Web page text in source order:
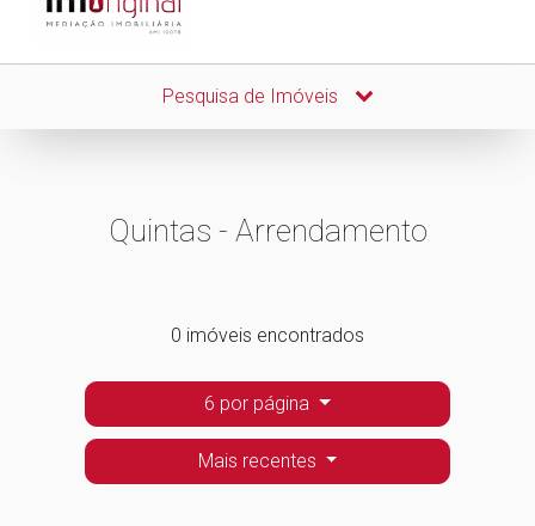
Pesquisa de Imóveis
Quintas - Arrendamento
0 imóveis encontrados
6 por página
Mais recentes